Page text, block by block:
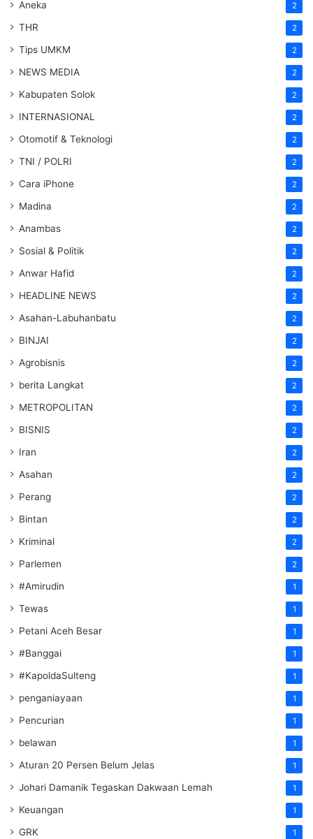
Aneka 2
THR 2
Tips UMKM 2
NEWS MEDIA 2
Kabupaten Solok 2
INTERNASIONAL 2
Otomotif & Teknologi 2
TNI / POLRI 2
Cara iPhone 2
Madina 2
Anambas 2
Sosial & Politik 2
Anwar Hafid 2
HEADLINE NEWS 2
Asahan-Labuhanbatu 2
BINJAI 2
Agrobisnis 2
berita Langkat 2
METROPOLITAN 2
BISNIS 2
Iran 2
Asahan 2
Perang 2
Bintan 2
Kriminal 2
Parlemen 2
#Amirudin 1
Tewas 1
Petani Aceh Besar 1
#Banggai 1
#KapoldaSulteng 1
penganiayaan 1
Pencurian 1
belawan 1
Aturan 20 Persen Belum Jelas 1
Johari Damanik Tegaskan Dakwaan Lemah 1
Keuangan 1
GRK 1